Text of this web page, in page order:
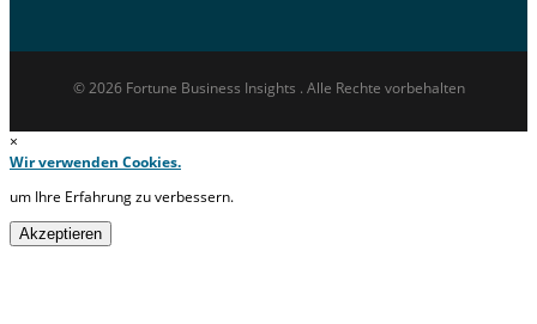
© 2026 Fortune Business Insights . Alle Rechte vorbehalten
×
Wir verwenden Cookies.
um Ihre Erfahrung zu verbessern.
Akzeptieren